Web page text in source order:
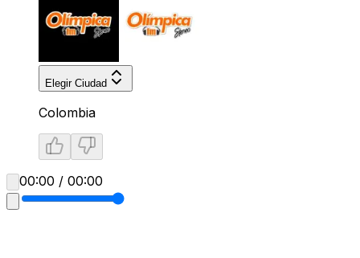
Elegir Ciudad
Colombia
00:00 / 00:00